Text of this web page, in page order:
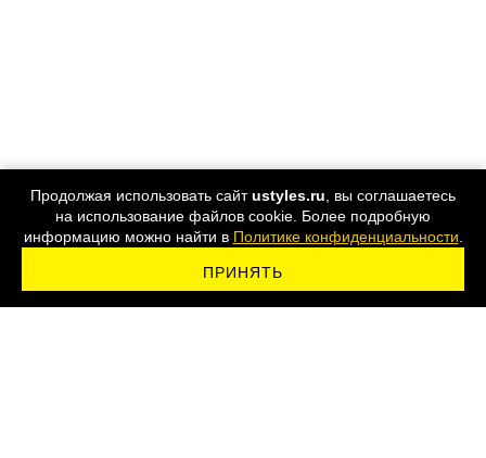
Продолжая использовать сайтustyles.ru , вы соглашаетесь
на использование файлов cookie. Более подробную
информацию можно найти в Политике конфиденциальности
ПРИНЯТЬ